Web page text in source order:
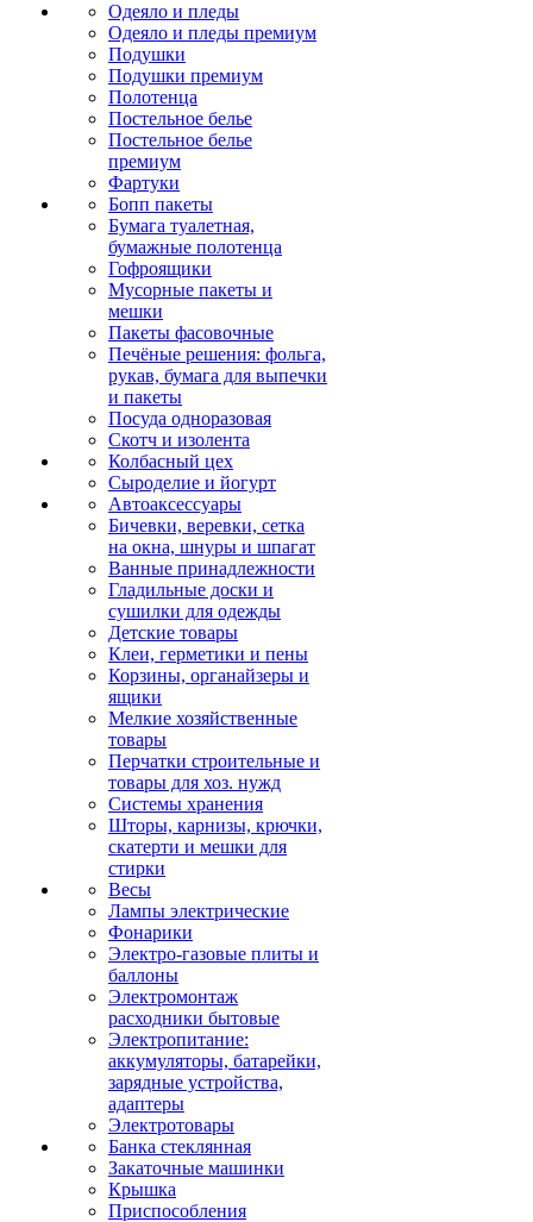
Одеяло и пледы
Одеяло и пледы премиум
Подушки
Подушки премиум
Полотенца
Постельное белье
Постельное белье
премиум
Фартуки
Бопп пакеты
Бумага туалетная,
бумажные полотенца
Гофроящики
Мусорные пакеты и
мешки
Пакеты фасовочные
Печёные решения: фольга,
рукав, бумага для выпечки
и пакеты
Посуда одноразовая
Скотч и изолента
Колбасный цех
Сыроделие и йогурт
Автоаксессуары
Бичевки, веревки, сетка
на окна, шнуры и шпагат
Ванные принадлежности
Гладильные доски и
сушилки для одежды
Детские товары
Клеи, герметики и пены
Корзины, органайзеры и
ящики
Мелкие хозяйственные
товары
Перчатки строительные и
товары для хоз. нужд
Системы хранения
Шторы, карнизы, крючки,
скатерти и мешки для
стирки
Весы
Лампы электрические
Фонарики
Электро-газовые плиты и
баллоны
Электромонтаж
расходники бытовые
Электропитание:
аккумуляторы, батарейки,
зарядные устройства,
адаптеры
Электротовары
Банка стеклянная
Закаточные машинки
Крышка
Приспособления